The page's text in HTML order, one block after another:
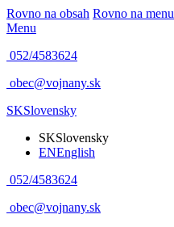
Rovno na obsah Rovno na menu
Menu
052/4583624
obec@vojnany.sk
SKSlovensky
SKSlovensky
ENEnglish
052/4583624
obec@vojnany.sk